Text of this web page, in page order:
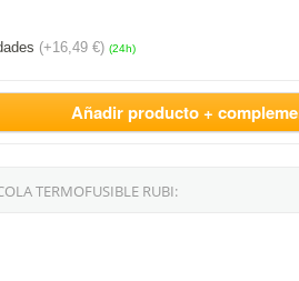
(+16,49 €) (24h)
Añadir producto +
TERMOFUSIBLE RUBI: